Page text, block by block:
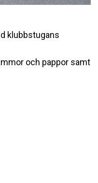
klubbstugans
och pappor samt